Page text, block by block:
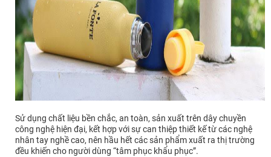
Sử dụng chất liệu bền chắc, an toàn, sản xuất trên dây chuyền
công nghệ hiện đại, kết hợp với sự can thiệp thiết kế từ các nghệ
nhân tay nghề cao, nên hầu hết các sản phẩm xuất ra thị trường
đều khiến cho người dùng “tâm phục khẩu phục”.